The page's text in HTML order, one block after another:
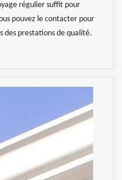
régulier suffit pour
pouvez le contacter pour
des prestations de qualité.